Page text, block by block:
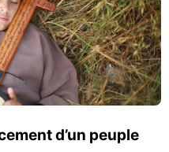
d’un peuple